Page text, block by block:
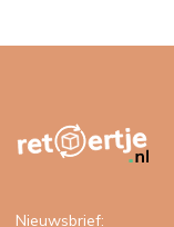
Nieuwsbrief: